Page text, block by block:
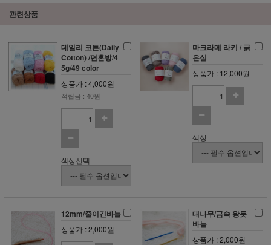
관련상품
데일리 코튼(Daily
Cotton) /면혼방/4
5g/49 color
상품가 : 4,000원
적립금 : 40원
색상선택
마크라메 라키 / 굵
은실
상품가 : 12,000원
색상
12mm/줄이긴바늘
상품가 : 2,000원
대나무/금속 왕돗
바늘
상품가 : 2,000원